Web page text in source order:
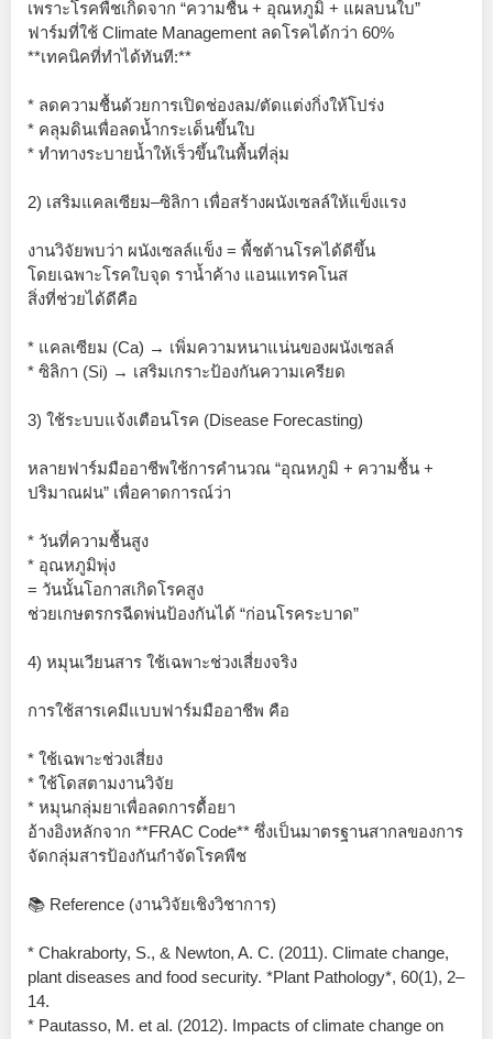
เพราะโรคพืชเกิดจาก “ความชื้น + อุณหภูมิ + แผลบนใบ”
ฟาร์มที่ใช้ Climate Management ลดโรคได้กว่า 60%
**เทคนิคที่ทำได้ทันที:**
* ลดความชื้นด้วยการเปิดช่องลม/ตัดแต่งกิ่งให้โปร่ง
* คลุมดินเพื่อลดน้ำกระเด็นขึ้นใบ
* ทำทางระบายน้ำให้เร็วขึ้นในพื้นที่ลุ่ม
2) เสริมแคลเซียม–ซิลิกา เพื่อสร้างผนังเซลล์ให้แข็งแรง
งานวิจัยพบว่า ผนังเซลล์แข็ง = พื้ชต้านโรคได้ดีขึ้น
โดยเฉพาะโรคใบจุด ราน้ำค้าง แอนแทรคโนส
สิ่งที่ช่วยได้ดีคือ
* แคลเซียม (Ca) → เพิ่มความหนาแน่นของผนังเซลล์
* ซิลิกา (Si) → เสริมเกราะป้องกันความเครียด
3) ใช้ระบบแจ้งเตือนโรค (Disease Forecasting)
หลายฟาร์มมืออาชีพใช้การคำนวณ “อุณหภูมิ + ความชื้น +
ปริมาณฝน” เพื่อคาดการณ์ว่า
* วันที่ความชื้นสูง
* อุณหภูมิพุ่ง
= วันนั้นโอกาสเกิดโรคสูง
ช่วยเกษตรกรฉีดพ่นป้องกันได้ “ก่อนโรคระบาด”
4) หมุนเวียนสาร ใช้เฉพาะช่วงเสี่ยงจริง
การใช้สารเคมีแบบฟาร์มมืออาชีพ คือ
* ใช้เฉพาะช่วงเสี่ยง
* ใช้โดสตามงานวิจัย
* หมุนกลุ่มยาเพื่อลดการดื้อยา
อ้างอิงหลักจาก **FRAC Code** ซึ่งเป็นมาตรฐานสากลของการ
จัดกลุ่มสารป้องกันกำจัดโรคพืช
📚 Reference (งานวิจัยเชิงวิชาการ)
* Chakraborty, S., & Newton, A. C. (2011). Climate change,
plant diseases and food security. *Plant Pathology*, 60(1), 2–
14.
* Pautasso, M. et al. (2012). Impacts of climate change on